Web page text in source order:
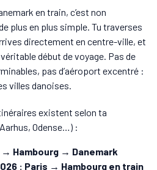
en train, c’est non
plus en plus simple. Tu traverses
directement en centre-ville, et
début de voyage. Pas de
pas d’aéroport excentré :
villes danoises.
existent selon ta
Odense…) :
Hambourg → Danemark
: Paris → Hambourg en train